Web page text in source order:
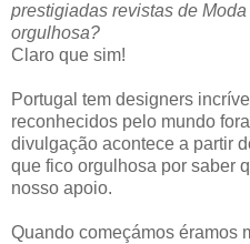
prestigiadas revistas de
orgulhosa?
Claro que sim!
Portugal tem designers
reconhecidos pelo mundo
divulgação acontece a partir
que fico orgulhosa por saber
nosso apoio.
Quando começámos éramos